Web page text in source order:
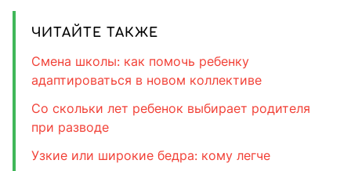
ЧИТАЙТЕ ТАКЖЕ
Смена школы: как помочь ребенку
адаптироваться в новом коллективе
Со скольки лет ребенок выбирает родителя
при разводе
Узкие или широкие бедра: кому легче